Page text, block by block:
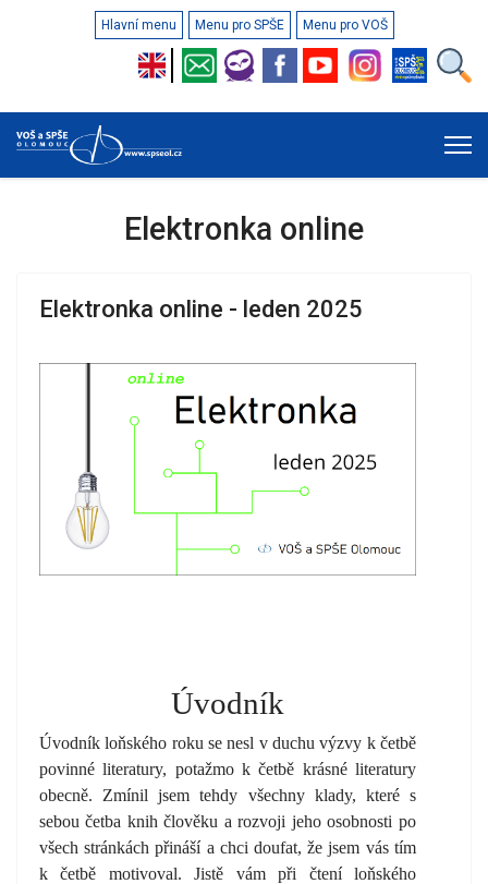
Hlavní menu Menu pro SPŠE Menu pro VOŠ
Elektronka online
Elektronka online - leden 2025
Úvodník
Úvodník loňského roku se nesl v duchu výzvy k četbě
povinné literatury, potažmo k četbě krásné literatury
obecně. Zmínil jsem tehdy všechny klady, které s
sebou četba knih člověku a rozvoji jeho osobnosti po
všech stránkách přináší a chci doufat, že jsem vás tím
k četbě motivoval. Jistě vám při čtení loňského